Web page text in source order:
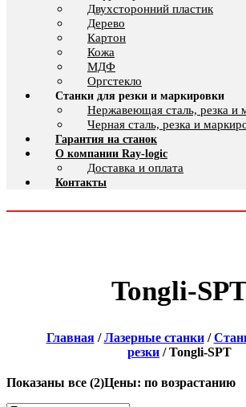
Двухсторонний пластик
Дерево
Картон
Кожа
МДФ
Оргстекло
Станки для резки и маркировки
Нержавеющая сталь, резка и
Черная сталь, резка и
Гарантия на станок
О компании Ray-logic
Доставка и оплата
Контакты
Tongli-
Главная/Лазерные станки/
резки / Tongli-SPT
Показаны все (2)Цены: по возрастанию